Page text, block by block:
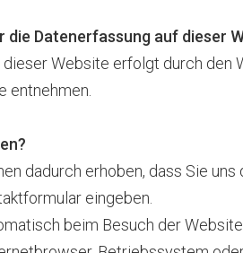
Datenerfassung auf dieser
Website erfolgt durch
entnehmen.
dadurch erhoben, dass Sie
eingeben.
beim Besuch der